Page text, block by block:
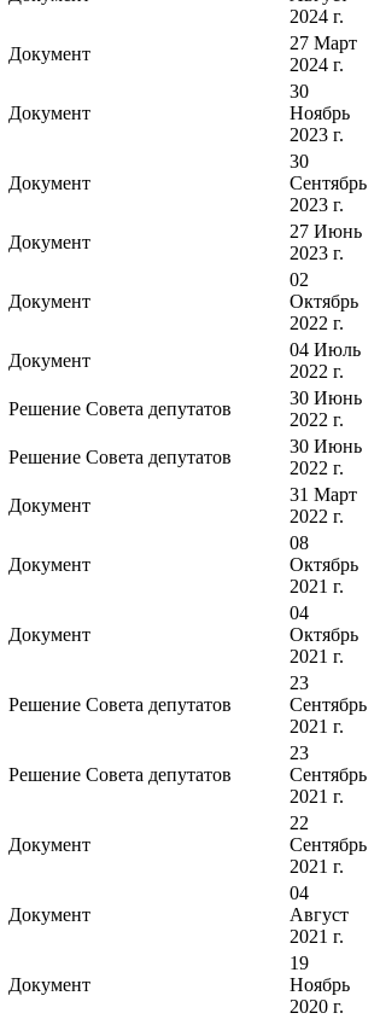
2024 г.
Документ
27 Март
2024 г.
Документ
30
Ноябрь
2023 г.
Документ
30
Сентябрь
2023 г.
Документ
27 Июнь
2023 г.
Документ
02
Октябрь
2022 г.
Документ
04 Июль
2022 г.
Решение Совета депутатов
30 Июнь
2022 г.
Решение Совета депутатов
30 Июнь
2022 г.
Документ
31 Март
2022 г.
Документ
08
Октябрь
2021 г.
Документ
04
Октябрь
2021 г.
Решение Совета депутатов
23
Сентябрь
2021 г.
Решение Совета депутатов
23
Сентябрь
2021 г.
Документ
22
Сентябрь
2021 г.
Документ
04
Август
2021 г.
Документ
19
Ноябрь
2020 г.